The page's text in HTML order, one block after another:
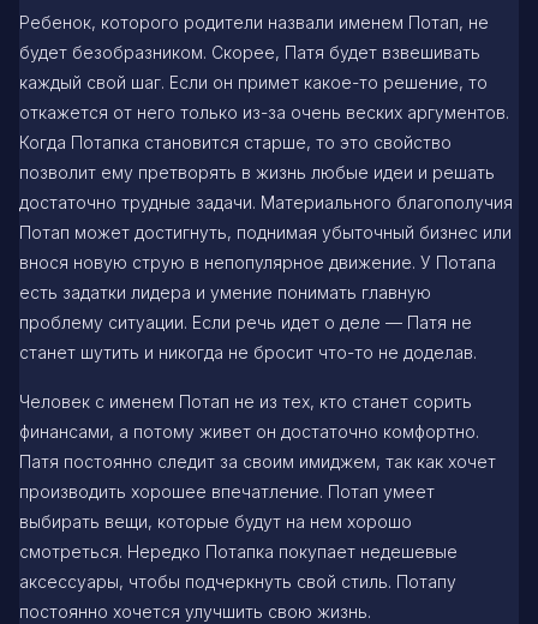
Ребенок, которого родители назвали именем Потап, не
будет безобразником. Скорее, Патя будет взвешивать
каждый свой шаг. Если он примет какое-то решение, то
откажется от него только из-за очень веских аргументов.
Когда Потапка становится старше, то это свойство
позволит ему претворять в жизнь любые идеи и решать
достаточно трудные задачи. Материального благополучия
Потап может достигнуть, поднимая убыточный бизнес или
внося новую струю в непопулярное движение. У Потапа
есть задатки лидера и умение понимать главную
проблему ситуации. Если речь идет о деле — Патя не
станет шутить и никогда не бросит что-то не доделав.
Человек с именем Потап не из тех, кто станет сорить
финансами, а потому живет он достаточно комфортно.
Патя постоянно следит за своим имиджем, так как хочет
производить хорошее впечатление. Потап умеет
выбирать вещи, которые будут на нем хорошо
смотреться. Нередко Потапка покупает недешевые
аксессуары, чтобы подчеркнуть свой стиль. Потапу
постоянно хочется улучшить свою жизнь.